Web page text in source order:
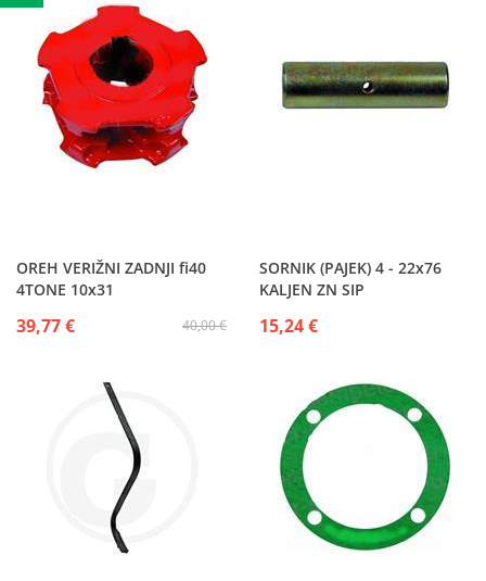
OREH VERIŽNI ZADNJI fi40
4TONE 10x31
40,00 €
39,77 €
SORNIK (PAJEK) 4 - 22x76
KALJEN ZN SIP
15,24 €